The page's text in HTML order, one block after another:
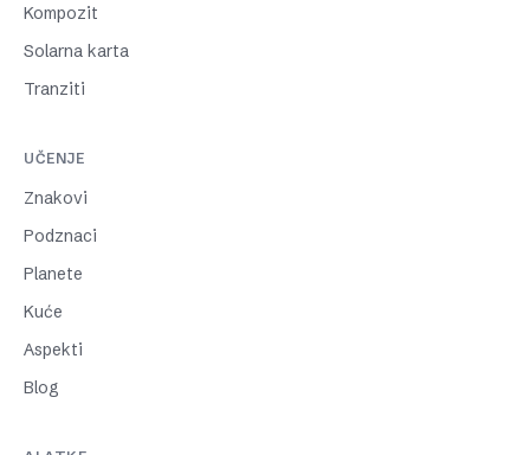
Kompozit
Solarna karta
Tranziti
UČENJE
Znakovi
Podznaci
Planete
Kuće
Aspekti
Blog